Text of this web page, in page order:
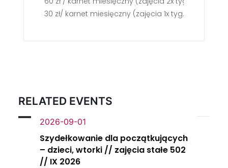
30 zł/ karnet miesięczny (zajęcia 1x tyg.)
RELATED EVENTS
2026-09-01
Szydełkowanie dla początkujących
– dzieci, wtorki // zajęcia stałe 502
// IX 2026